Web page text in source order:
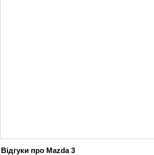
Відгуки про Mazda 3